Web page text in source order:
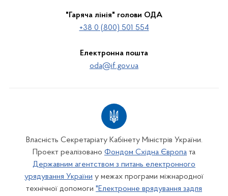
"Гаряча лінія" голови ОДА
+38 0 (800) 501 554
Електронна пошта
oda@if.gov.ua
Власність Секретаріату Кабінету Міністрів України.
Проект реалізовано Фондом Східна Європа та
Державним агентством з питань електронного
урядування України у межах програми міжнародної
технічної допомоги "Електронне врядування задля